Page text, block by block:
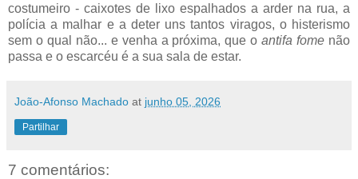
costumeiro - caixotes de lixo espalhados a arder na rua, a
polícia a malhar e a deter uns tantos viragos, o histerismo
sem o qual não... e venha a próxima, que oantifa fome não
passa e o escarcéu é a sua sala de estar.
João-Afonso Machado at junho 05, 2026
Partilhar
7 comentários: